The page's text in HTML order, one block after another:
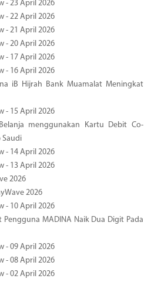
- 23 April 2026
- 22 April 2026
- 21 April 2026
- 20 April 2026
- 17 April 2026
- 16 April 2026
iB Hijrah Bank Muamalat Meningkat
- 15 April 2026
menggunakan Kartu Debit Co-
Saudi
- 14 April 2026
- 13 April 2026
2026
2026
- 10 April 2026
Pengguna MADINA Naik Dua Digit Pada
- 09 April 2026
- 08 April 2026
- 02 April 2026